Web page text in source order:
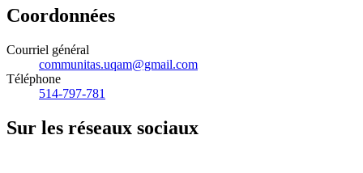
Coordonnées
Courriel général
communitas.uqam@gmail.com
Téléphone
514-797-781
Sur les réseaux sociaux